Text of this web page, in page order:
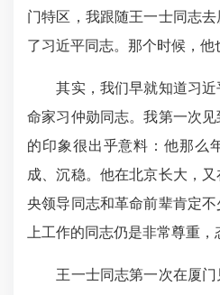
门特区，我跟随王一士同志
了习近平同志。那个时候，他
其实，我们早就知道习近
命家习仲勋同志。我第一次
的印象很出乎意料：他那么
成、沉稳。他在北京长大，
央领导同志和革命前辈肯定
上工作的同志仍是非常尊重，
王一士同志第一次在厦门